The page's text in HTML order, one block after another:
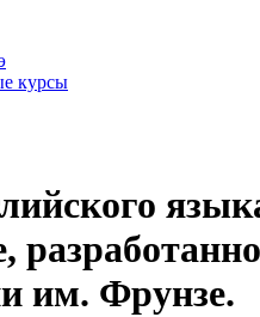
курсы
им. Фрунзе.